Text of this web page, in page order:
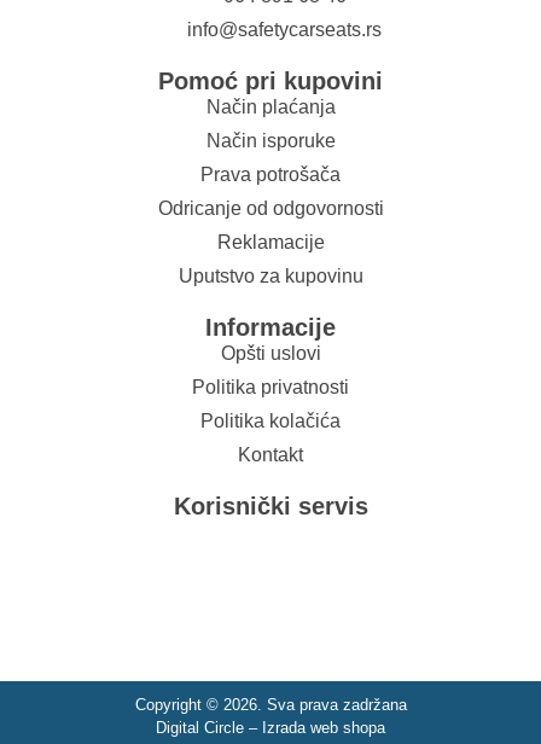
info@safetycarseats.rs
Pomoć pri kupovini
Način plaćanja
Način isporuke
Prava potrošača
Odricanje od odgovornosti
Reklamacije
Uputstvo za kupovinu
Informacije
Opšti uslovi
Politika privatnosti
Politika kolačića
Kontakt
Korisnički servis
Copyright © 2026. Sva prava zadržana
Digital Circle – Izrada web shopa